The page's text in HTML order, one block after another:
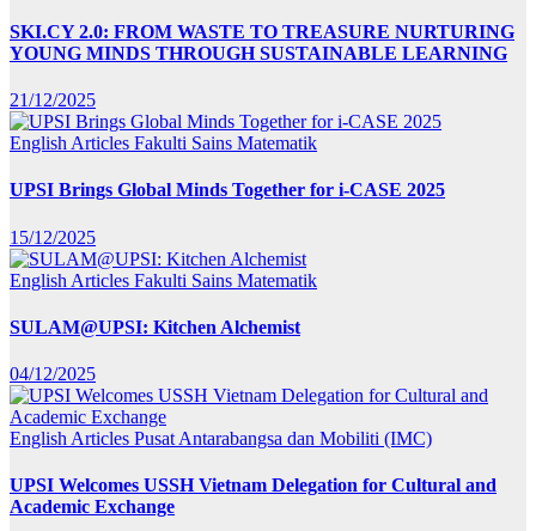
SKI.CY 2.0: FROM WASTE TO TREASURE NURTURING
YOUNG MINDS THROUGH SUSTAINABLE LEARNING
21/12/2025
English Articles Fakulti Sains Matematik
UPSI Brings Global Minds Together for i-CASE 2025
15/12/2025
English Articles Fakulti Sains Matematik
SULAM@UPSI: Kitchen Alchemist
04/12/2025
English Articles Pusat Antarabangsa dan Mobiliti (IMC)
UPSI Welcomes USSH Vietnam Delegation for Cultural and
Academic Exchange